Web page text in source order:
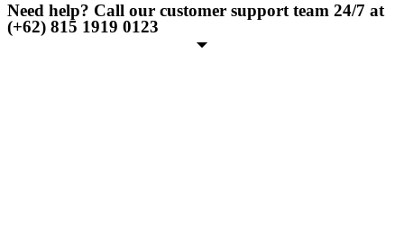
Need help? Call our customer support team 24/7 at
(+62) 815 1919 0123